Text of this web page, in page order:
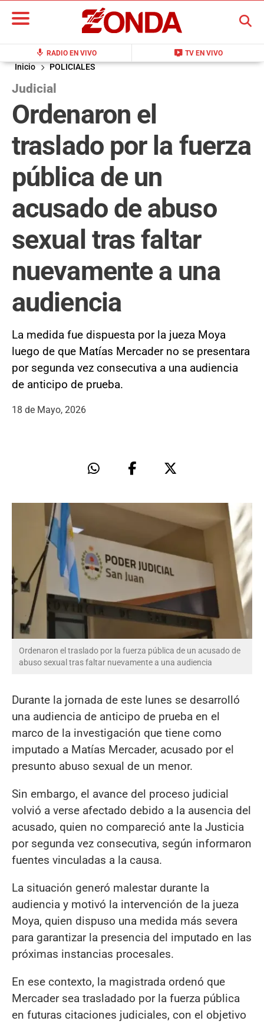
mic RADIO EN VIVO live_tv TV EN VIVO
BUSCAR
Inicio POLICIALES
Judicial
Ordenaron el
traslado por la fuerza
pública de un
acusado de abuso
sexual tras faltar
nuevamente a una
audiencia
La medida fue dispuesta por la jueza Moya
luego de que Matías Mercader no se presentara
por segunda vez consecutiva a una audiencia
de anticipo de prueba.
18 de Mayo, 2026
Ordenaron el traslado por la fuerza pública de un acusado de
abuso sexual tras faltar nuevamente a una audiencia
Durante la jornada de este lunes se desarrolló
una audiencia de anticipo de prueba en el
marco de la investigación que tiene como
imputado a Matías Mercader, acusado por el
presunto abuso sexual de un menor.
Sin embargo, el avance del proceso judicial
volvió a verse afectado debido a la ausencia del
acusado, quien no compareció ante la Justicia
por segunda vez consecutiva, según informaron
fuentes vinculadas a la causa.
La situación generó malestar durante la
audiencia y motivó la intervención de la jueza
Moya, quien dispuso una medida más severa
para garantizar la presencia del imputado en las
próximas instancias procesales.
En ese contexto, la magistrada ordenó que
Mercader sea trasladado por la fuerza pública
en futuras citaciones judiciales, con el objetivo